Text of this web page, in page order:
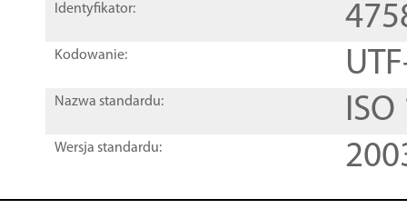
Identyfikator:
Kodowanie:
Nazwa standardu:
Wersja standardu: